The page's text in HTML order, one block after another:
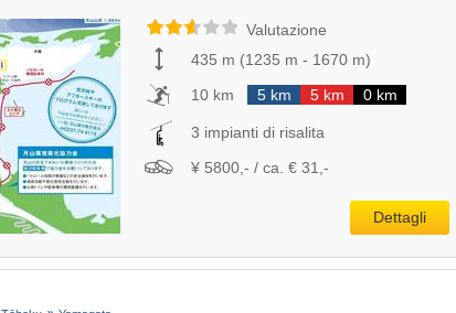
Valutazione
435 m (1235 m - 1670 m)
10 km
5 km 5 km 0 km
3 impianti di risalita
¥ 5800,- / ca. € 31,-
Dettagli